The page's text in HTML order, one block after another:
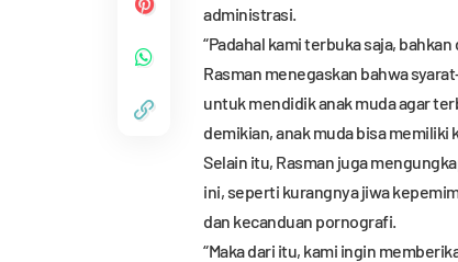
administrasi.
“Padahal kami terbuka saja,
Rasman menegaskan bahwa
untuk mendidik anak muda agar
demikian, anak muda bisa
Selain itu, Rasman juga
ini, seperti kurangnya jiwa
dan kecanduan pornografi.
“Maka dari itu, kami ingin